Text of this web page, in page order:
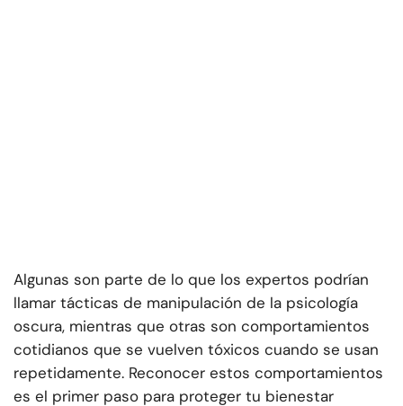
Algunas son parte de lo que los expertos podrían
llamar tácticas de manipulación de la psicología
oscura, mientras que otras son comportamientos
cotidianos que se vuelven tóxicos cuando se usan
repetidamente. Reconocer estos comportamientos
es el primer paso para proteger tu bienestar